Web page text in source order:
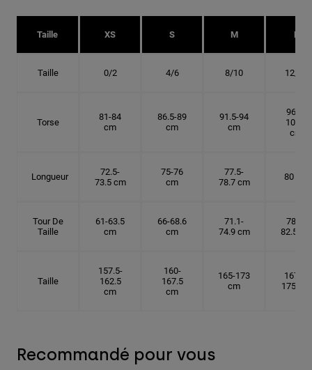
Taille XS S M L
Taille 0/2 4/6 8/10 12/14
Torse
81-84
cm
86.5-89
cm
91.5-94
cm
96.5-
101.5
cm
Longueur
72.5-
73.5 cm
75-76
cm
77.5-
78.7 cm
80 cm
Tour De
Taille
61-63.5
cm
66-68.6
cm
71.1-
74.9 cm
78.7-
82.5 cm
Taille
157.5-
162.5
cm
160-
167.5
cm
165-173
cm
167.5-
175 cm
Recommandé pour vous